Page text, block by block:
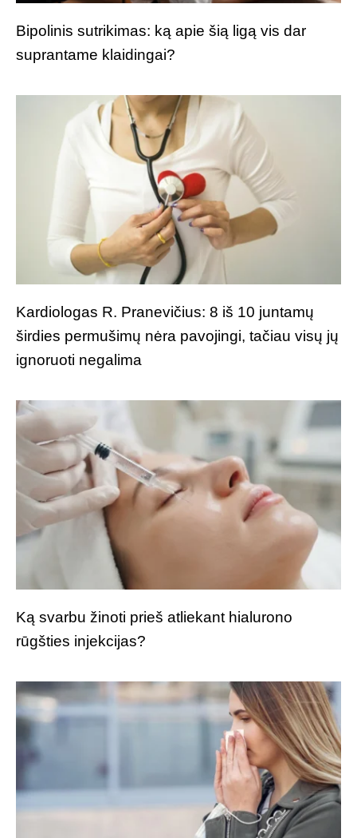
Bipolinis sutrikimas: ką apie šią ligą vis dar
suprantame klaidingai?
Kardiologas R. Pranevičius: 8 iš 10 juntamų
širdies permušimų nėra pavojingi, tačiau visų jų
ignoruoti negalima
Ką svarbu žinoti prieš atliekant hialurono
rūgšties injekcijas?